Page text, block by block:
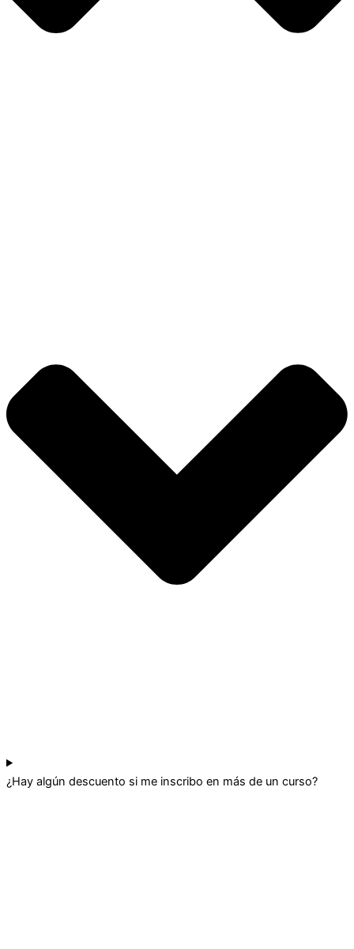
¿Hay algún descuento si me inscribo en más de un curso?